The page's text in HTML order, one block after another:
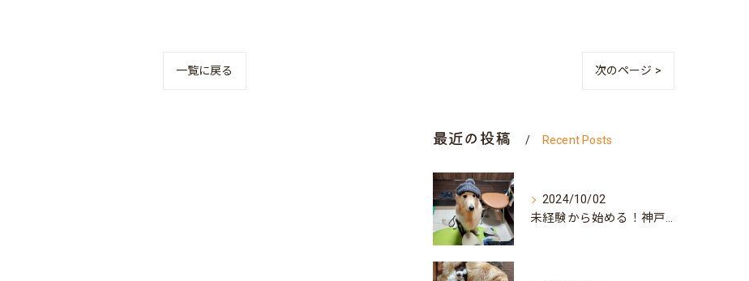
一覧に戻る 次のページ >
最近の投稿 Recent Posts
2024/10/02
未経験から始める！神戸市北区での訪問介護求人の魅力と見つけ方